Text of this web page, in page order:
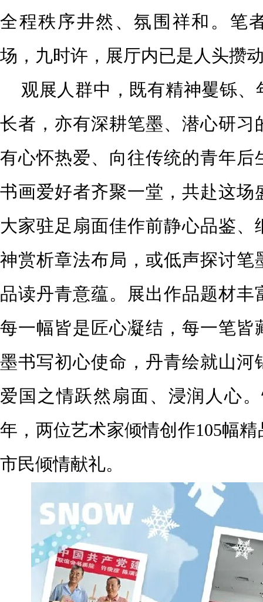
全程秩序井然、氛围祥和。笔
场，九时许，展厅内已是人头攒
观展人群中，既有精神矍铄、
长者，亦有深耕笔墨、潜心研习
有心怀热爱、向往传统的青年后
书画爱好者齐聚一堂，共赴这场
大家驻足扇面佳作前静心品鉴、
神赏析章法布局，或低声探讨笔
品读丹青意蕴。展出作品题材丰
每一幅皆是匠心凝结，每一笔皆
墨书写初心使命，丹青绘就山河
爱国之情跃然扇面、浸润人心
年，两位艺术家倾情创作105幅
市民倾情献礼。